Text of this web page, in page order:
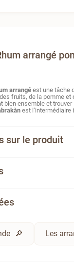
arrangé
arrangéest une tâche
fruits, de la pomme et
bien ensemble et trouver
est l’intermédiaire
sur le produit
Les